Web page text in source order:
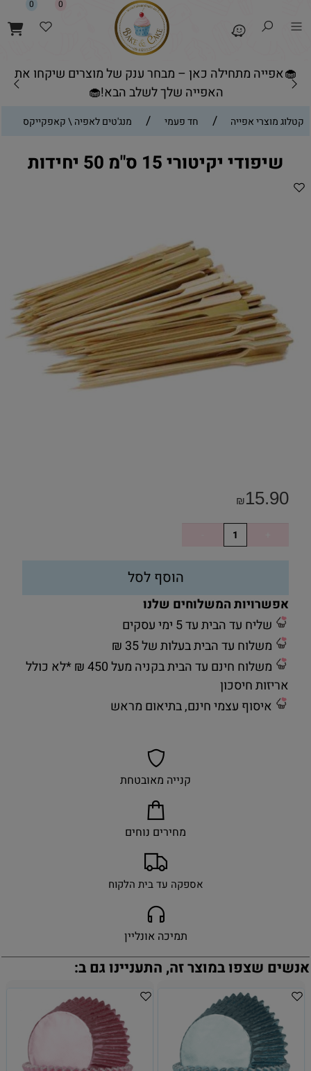
🧁אפייה מתחילה כאן – מבחר ענק של מוצרים שיקחו את
האפייה שלך לשלב הבא!🧁
0 0
קטלוג מוצרי אפייה / חד פעמי / מנג'טים לאפיה \ קאפקייקס
שיפודי יקיטורי 15 ס"מ 50 יחידות
₪15.90
הוסף לסל
אפשרויות המשלוחים שלנו
שליח עד הבית עד 5 ימי עסקים
משלוח עד הבית בעלות של 35 ₪
משלוח חינם עד הבית בקניה מעל 450 ₪ *לא כולל
אריזות חיסכון
איסוף עצמי חינם, בתיאום מראש
קנייה מאובטחת
מחירים נוחים
אספקה עד בית הלקוח
תמיכה אונליין
אנשים שצפו במוצר זה, התעניינו גם ב: